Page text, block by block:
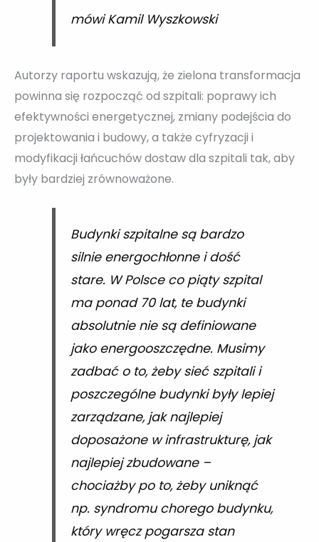
mówi Kamil Wyszkowski
Autorzy raportu wskazują, że zielona transformacja
powinna się rozpocząć od szpitali: poprawy ich
efektywności energetycznej, zmiany podejścia do
projektowania i budowy, a także cyfryzacji i
modyfikacji łańcuchów dostaw dla szpitali tak, aby
były bardziej zrównoważone.
Budynki szpitalne są bardzo
silnie energochłonne i dość
stare. W Polsce co piąty szpital
ma ponad 70 lat, te budynki
absolutnie nie są definiowane
jako energooszczędne. Musimy
zadbać o to, żeby sieć szpitali i
poszczególne budynki były lepiej
zarządzane, jak najlepiej
doposażone w infrastrukturę, jak
najlepiej zbudowane –
chociażby po to, żeby uniknąć
np. syndromu chorego budynku,
który wręcz pogarsza stan